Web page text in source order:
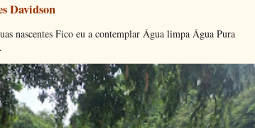
Davidson
nascentes Fico eu a contemplar Água limpa Água Pura